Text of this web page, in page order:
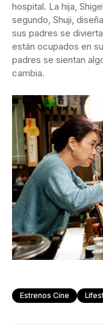
hospital. La hija,
segundo, Shuji,
sus padres se
están ocupados en
padres se sientan
cambia.
Estrenos Cine